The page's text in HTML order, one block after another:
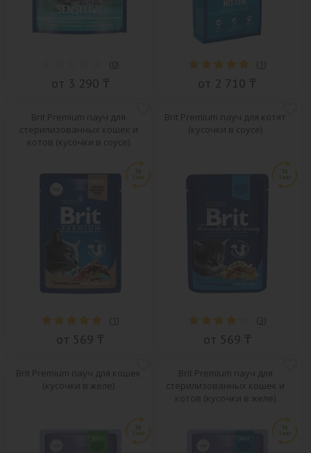
(0)
от 3 290 ₸
( 1)
от 2 710 ₸
Brit Premium пауч для
стерилизованных кошек и
котов (кусочки в соусе)
( 1)
от 569 ₸
Brit Premium пауч для котят
(кусочки в соусе)
( 3)
от 569 ₸
Brit Premium пауч для кошек
(кусочки в желе)
Brit Premium пауч для
стерилизованных кошек и
котов (кусочки в желе)